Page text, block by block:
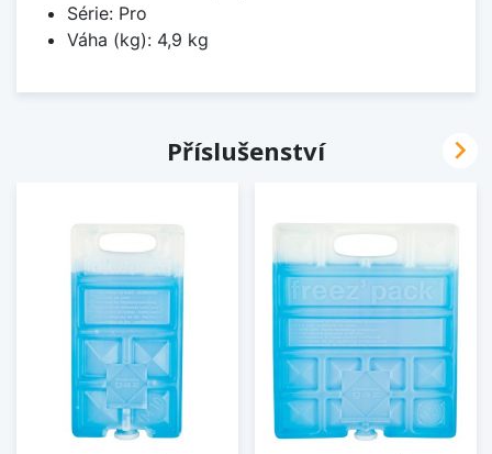
Série: Pro
Váha (kg): 4,9 kg
Příslušenství 